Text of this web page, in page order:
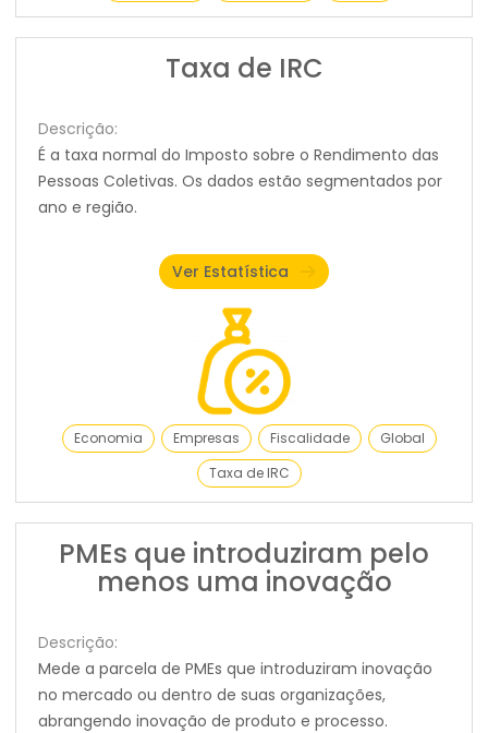
Taxa de IRC
Descrição:
É a taxa normal do Imposto sobre o Rendimento das
Pessoas Coletivas. Os dados estão segmentados por
ano e região.
Ver Estatística
Economia Empresas Fiscalidade
Global
Taxa de IRC
PMEs que introduziram pelo
menos uma inovação
Descrição:
Mede a parcela de PMEs que introduziram inovação
no mercado ou dentro de suas organizações,
abrangendo inovação de produto e processo.